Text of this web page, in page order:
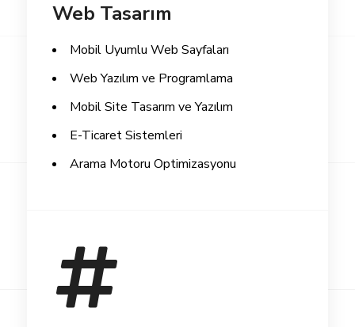
Web Tasarım
Mobil Uyumlu Web Sayfaları
Web Yazılım ve Programlama
Mobil Site Tasarım ve Yazılım
E-Ticaret Sistemleri
Arama Motoru Optimizasyonu